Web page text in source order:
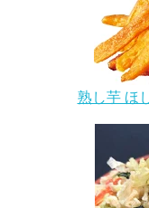
熟し芋 ほ